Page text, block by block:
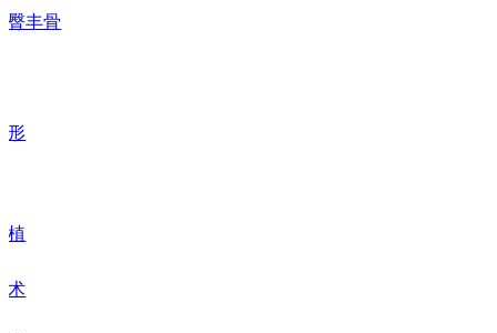
臀丰骨
形
植
术